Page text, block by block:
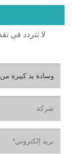
لا تتردد في